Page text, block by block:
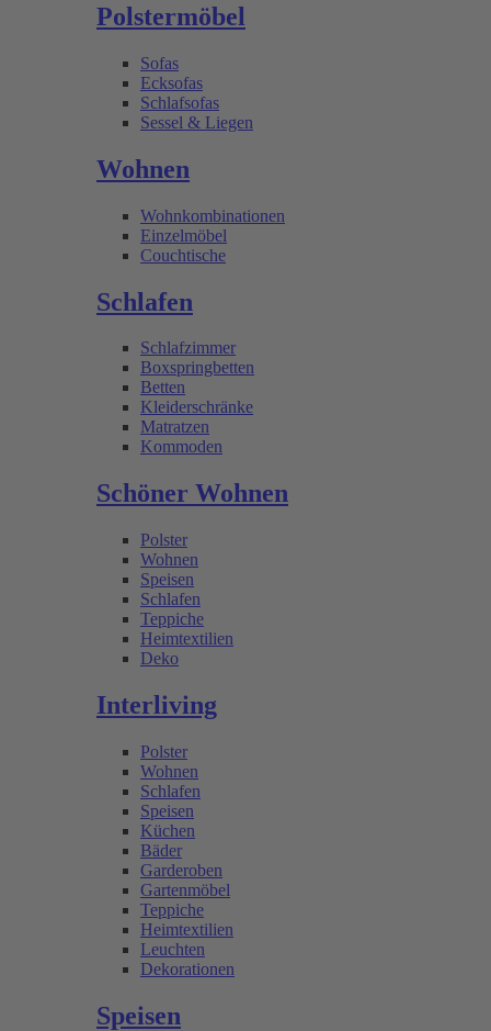
Polstermöbel
Sofas
Ecksofas
Schlafsofas
Sessel & Liegen
Wohnen
Wohnkombinationen
Einzelmöbel
Couchtische
Schlafen
Schlafzimmer
Boxspringbetten
Betten
Kleiderschränke
Matratzen
Kommoden
Schöner Wohnen
Polster
Wohnen
Speisen
Schlafen
Teppiche
Heimtextilien
Deko
Interliving
Polster
Wohnen
Schlafen
Speisen
Küchen
Bäder
Garderoben
Gartenmöbel
Teppiche
Heimtextilien
Leuchten
Dekorationen
Speisen